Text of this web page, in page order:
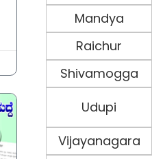
Mandya
Raichur
Shivamogga
Udupi
Vijayanagara